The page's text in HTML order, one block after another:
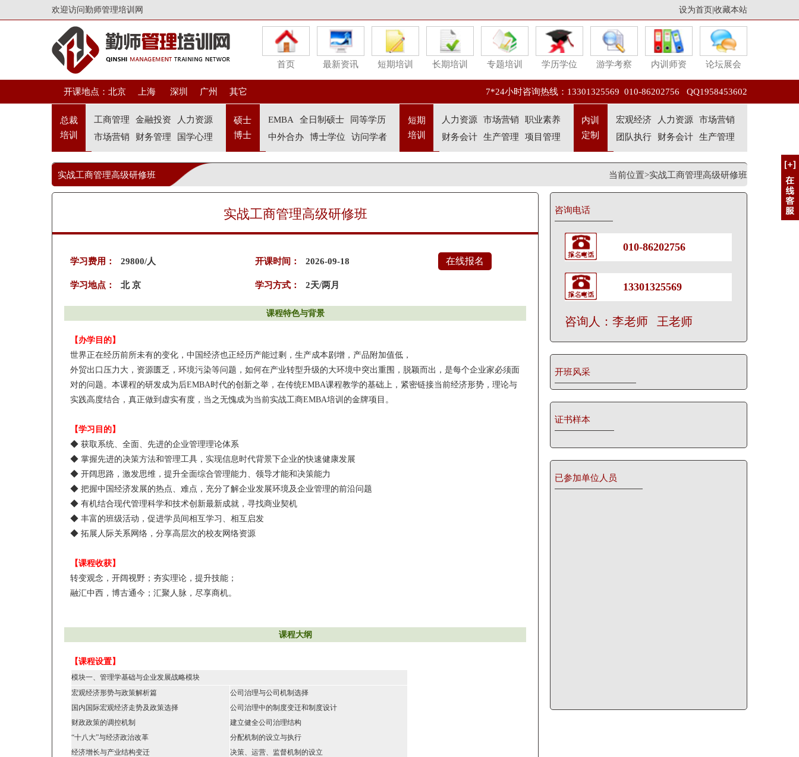
欢迎访问勤师管理培训网 设为首页 收藏本站
首页 最新资讯 短期培训 长期培训 专题培训 学历学位 游学考察 内训师资 论坛展会
开课地点： 北京 上海 深圳 广州 其它 7*24小时咨询热线：13301325569 010-86202756 QQ1958453602
总裁
培训
工商管理 金融投资
人力资源
市场营销
财务管理 国学心理
硕士
博士
EMBA 全日制硕士
同等学历
中外合办
博士学位 访问学者
短期
培训
人力资源 市场营销
职业素养
财务会计
生产管理 项目管理
内训
定制
宏观经济 人力资源
市场营销
团队执行
财务会计 生产管理
实战工商管理高级研修班 当前位置>实战工商管理高级研修班
实战工商管理高级研修班
学习费用： 29800/人
学习地点： 北 京
开课时间： 2026-09-18
学习方式： 2天/两月
在线报名
课程特色与背景
【办学目的】
世界正在经历前所未有的变化，中国经济也正经历产能过剩，生产成本剧增，产品附加值低，
外贸出口压力大，资源匮乏，环境污染等问题，如何在产业转型升级的大环境中突出重围，脱颖而出，是每个企业家必须面
对的问题。本课程的研发成为后EMBA时代的创新之举，在传统EMBA课程教学的基础上，紧密链接当前经济形势，理论与
实践高度结合，真正做到虚实有度，当之无愧成为当前实战工商EMBA培训的金牌项目。
【学习目的】
◆ 获取系统、全面、先进的企业管理理论体系
◆ 掌握先进的决策方法和管理工具，实现信息时代背景下企业的快速健康发展
◆ 开阔思路，激发思维，提升全面综合管理能力、领导才能和决策能力
◆ 把握中国经济发展的热点、难点，充分了解企业发展环境及企业管理的前沿问题
◆ 有机结合现代管理科学和技术创新最新成就，寻找商业契机
◆ 丰富的班级活动，促进学员间相互学习、相互启发
◆ 拓展人际关系网络，分享高层次的校友网络资源
【课程收获】
转变观念，开阔视野；夯实理论，提升技能；
融汇中西，博古通今；汇聚人脉，尽享商机。
课程大纲
【课程设置】
模块一、管理学基础与企业发展战略模块
宏观经济形势与政策解析篇
国内国际宏观经济走势及政策选择
财政政策的调控机制
“十八大”与经济政治改革
经济增长与产业结构变迁
公司治理与公司机制选择
公司治理中的制度变迁和制度设计
建立健全公司治理结构
分配机制的设立与执行
决策、运营、监督机制的设立
咨询电话
010-86202756
13301325569
咨询人：李老师 王老师
开班风采
证书样本
已参加单位人员